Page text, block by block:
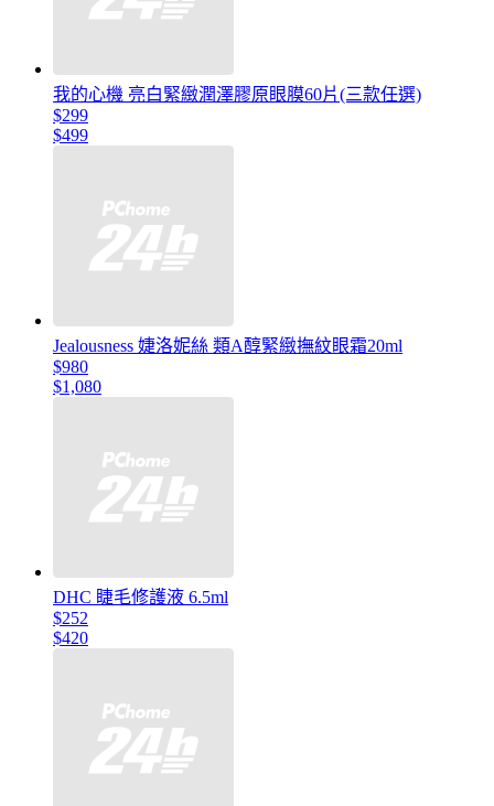
我的心機 亮白緊緻潤澤膠原眼膜60片(三款任選)
$299
$499
Jealousness 婕洛妮絲 類A醇緊緻撫紋眼霜20ml
$980
$1,080
DHC 睫毛修護液 6.5ml
$252
$420